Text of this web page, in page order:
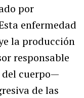
por
enfermedad
la producción
responsable
cuerpo—
de las